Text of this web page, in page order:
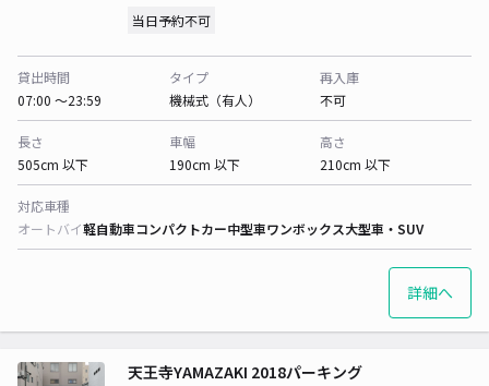
当日予約不可
貸出時間
07:00 〜23:59
タイプ
機械式（有人）
再入庫
不可
長さ
505cm 以下
車幅
190cm 以下
高さ
210cm 以下
対応車種
オートバイ軽自動車コンパクトカー中型車ワンボックス大型車・SUV
詳細へ
天王寺YAMAZAKI 2018パーキング